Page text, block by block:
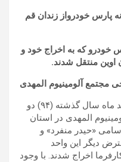
پارس خودرواز زندان قم
خودرو كه به اخراج خود و
اوين منتقل شدند.
مجتمع آلومینیوم المهدی
به گزارش21آبان ایلنا، نوزدهم اسفند ماه سال گذشته (۹۴) دو
المهدی در استان
سال کار به اسامی «حیدر منفرد» و
8 کارگر معترض دیگر این واحد
اخراج شدند. با وجود